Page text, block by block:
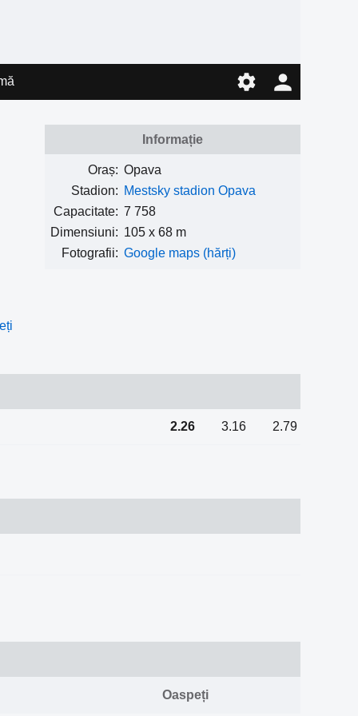
Informație
Oraș: Opava
Stadion: Mestsky stadion Opava
Capacitate: 7 758
Dimensiuni: 105 x 68 m
Fotografii: Google maps (hărți)
2.26 3.16 2.79
Oaspeți